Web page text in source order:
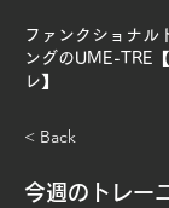
ファンクショナル
ングのUME-TRE
レ】
< Back
今週のトレー